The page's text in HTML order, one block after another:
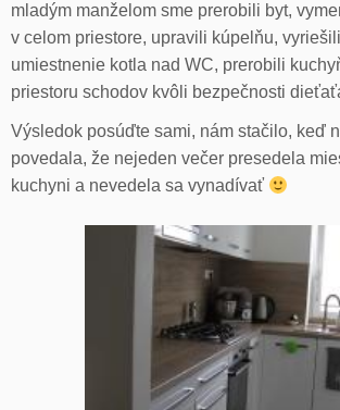
mladým manželom sme prerobili byt,
v celom priestore, upravili kúpelňu,
umiestnenie kotla nad WC, prerobili
priestoru schodov kvôli bezpečnosti
Výsledok posúďte sami, nám stačilo, keď
povedala, že nejeden večer presedela
kuchyni a nevedela sa vynadívať